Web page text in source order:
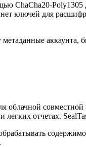
ChaCha20-
ключей для
аккаунта,
облачной
отчетах.